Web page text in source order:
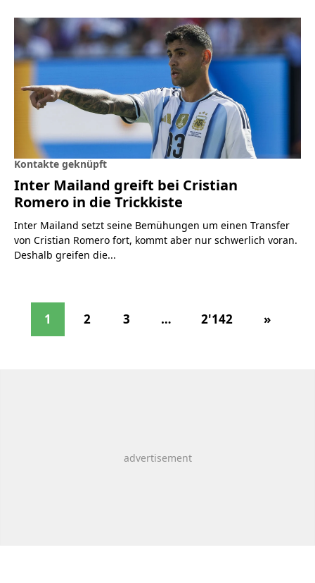
Kontakte geknüpft
Inter Mailand greift bei Cristian
Romero in die Trickkiste
Inter Mailand setzt seine Bemühungen um einen Transfer
von Cristian Romero fort, kommt aber nur schwerlich voran.
Deshalb greifen die...
1 2 3 … 2'142 »